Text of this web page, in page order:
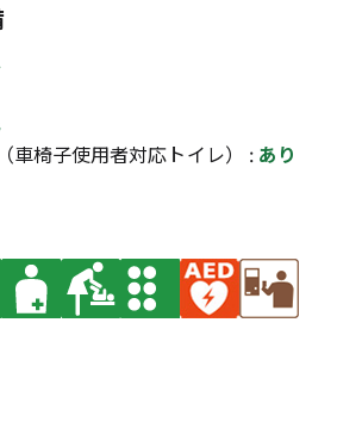
車椅子使用者対応トイレ） : あり